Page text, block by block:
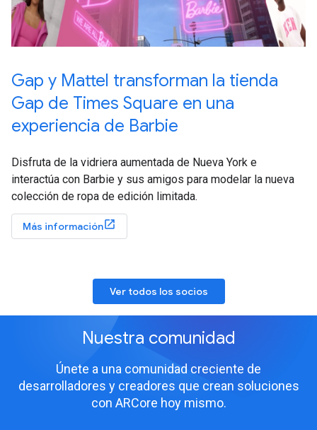
Gap y Mattel transforman la tienda
Gap de Times Square en una
experiencia de Barbie
Disfruta de la vidriera aumentada de Nueva York e
interactúa con Barbie y sus amigos para modelar la nueva
colección de ropa de edición limitada.
Más información
Ver todos los socios
Nuestra comunidad
Únete a una comunidad creciente de
desarrolladores y creadores que crean soluciones
con ARCore hoy mismo.